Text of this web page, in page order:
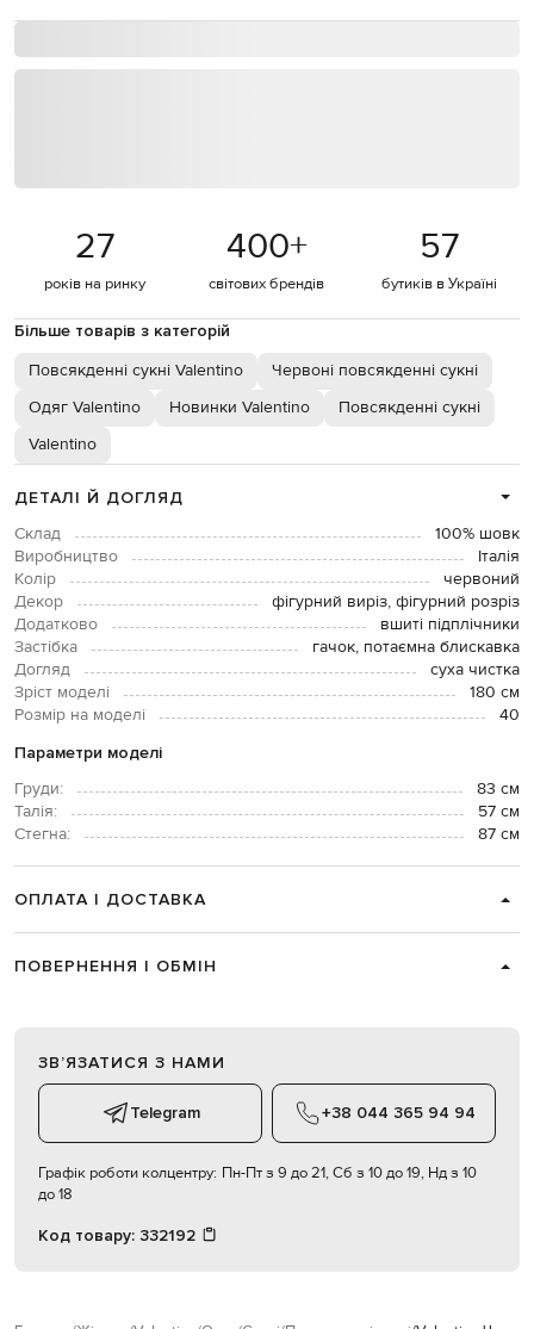
27
років на ринку
400+
світових брендів
57
бутиків в Україні
Більше товарів з категорій
Повсякденні сукні Valentino
Червоні повсякденні сукні
Одяг Valentino
Новинки Valentino
Повсякденні сукні
Valentino
ДЕТАЛІ Й ДОГЛЯД
Склад
100% шовк
Виробництво
Італія
Колір
червоний
Декор
фігурний виріз, фігурний розріз
Додатково
вшиті підплічники
Застібка
гачок, потаємна блискавка
Догляд
суха чистка
Зріст моделі
180 см
Розмір на моделі
40
Параметри моделі
Груди:
83 см
Талія:
57 см
Стегна:
87 см
ОПЛАТА І ДОСТАВКА
ПОВЕРНЕННЯ І ОБМІН
ЗВʼЯЗАТИСЯ З НАМИ
Telegram +38 044 365 94 94
Графік роботи колцентру: Пн-Пт з 9 до 21, Сб з 10 до 19, Нд з 10
до 18
Код товару: 332192